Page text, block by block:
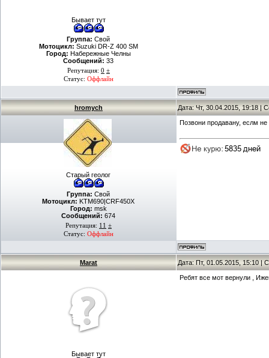
Бывает тут
Группа: Свой
Мотоцикл: Suzuki DR-Z 400 SM
Город: Набережные Челны
Сообщений: 33
Репутация: 0 ±
Статус: Оффлайн
hromych Дата: Чт, 30.04.2015, 19:18 |
Старый геолог
Группа: Свой
Мотоцикл: KTM690|CRF450X
Город: msk
Сообщений: 674
Репутация: 11 ±
Статус: Оффлайн
Позвони продавану, еслм
Marat Дата: Пт, 01.05.2015, 15:10 |
Бывает тут
Ребят все мот вернули ,